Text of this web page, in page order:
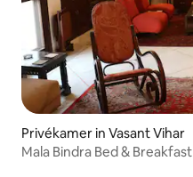
Privékamer in Vasant Vihar
Mala Bindra Bed & Breakfast